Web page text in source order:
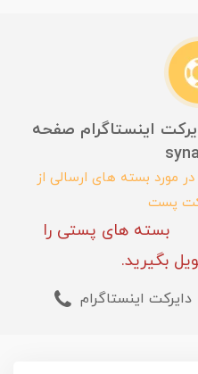
اینستاگرام صفحه
مورد بسته های ارسالی از
پست
بسته های پستی را
بگیرید.
دایرکت اینستاگرام